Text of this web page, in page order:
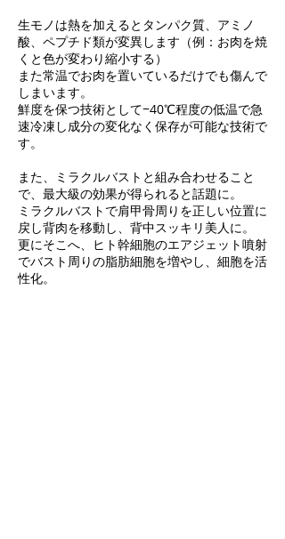
生モノは熱を加えるとタンパク質、アミノ
酸、ペプチド類が変異します（例：お肉を焼
くと色が変わり縮小する）
また常温でお肉を置いているだけでも傷んで
しまいます。
鮮度を保つ技術として−40℃程度の低温で急
速冷凍し成分の変化なく保存が可能な技術で
す。
また、ミラクルバストと組み合わせること
で、最大級の効果が得られると話題に。
ミラクルバストで肩甲骨周りを正しい位置に
戻し背肉を移動し、背中スッキリ美人に。
更にそこへ、ヒト幹細胞のエアジェット噴射
でバスト周りの脂肪細胞を増やし、細胞を活
性化。